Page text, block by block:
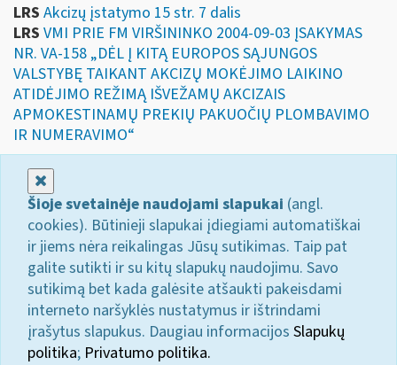
LRS Akcizų įstatymo 15 str. 7 dalis
LRS VMI PRIE FM VIRŠININKO 2004-09-03 ĮSAKYMAS
NR. VA-158 „DĖL Į KITĄ EUROPOS SĄJUNGOS
VALSTYBĘ TAIKANT AKCIZŲ MOKĖJIMO LAIKINO
ATIDĖJIMO REŽIMĄ IŠVEŽAMŲ AKCIZAIS
APMOKESTINAMŲ PREKIŲ PAKUOČIŲ PLOMBAVIMO
IR NUMERAVIMO“
Šioje svetainėje naudojami slapukai (angl.
cookies). Būtinieji slapukai įdiegiami automatiškai
ir jiems nėra reikalingas Jūsų sutikimas. Taip pat
galite sutikti ir su kitų slapukų naudojimu. Savo
sutikimą bet kada galėsite atšaukti pakeisdami
interneto naršyklės nustatymus ir ištrindami
įrašytus slapukus. Daugiau informacijos Slapukų
politika; Privatumo politika.